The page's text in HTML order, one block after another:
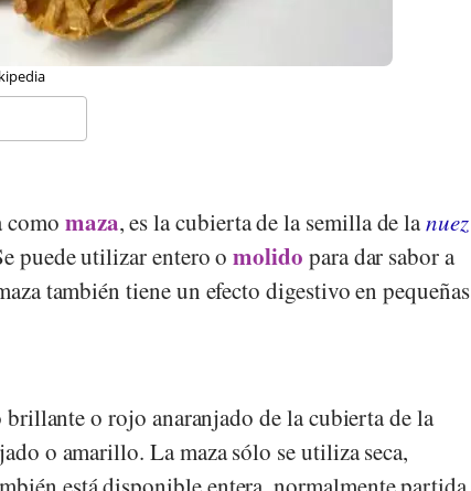
como maza, es la cubierta de la semilla de lanuez
puede utilizar entero omolido para dar sabor a
también tiene un efecto digestivo en pequeñas
o rojo anaranjado de la cubierta de la
o amarillo. La maza sólo se utiliza seca,